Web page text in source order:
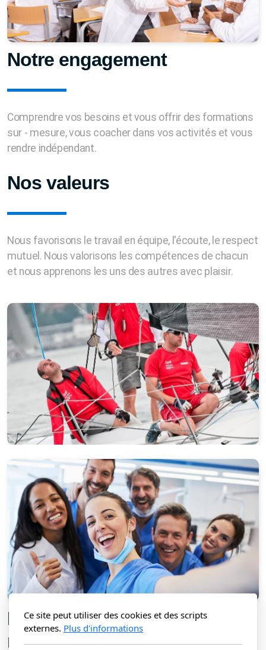
Notre engagement
Comprendre vos besoins et vous offrir des formations
sur - mesure, vous coacher dans vos activités et vous
rendre indépendant.
Nos valeurs
Nous favorisons le travail en équipe, l'écoute, le respect
mutuel. Nous valorisons les compétences de chacun
et nous apprenons les uns des autres avec plaisir.
Ensemble, nous sommes
meilleurs
Ce site peut utiliser des cookies et des scripts
externes. Plus d'informations